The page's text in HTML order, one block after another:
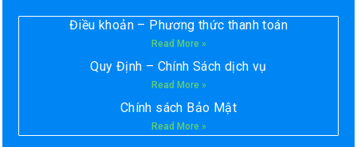
Điều khoản – Phương thức thanh toán
Read More »
Quy Định – Chính Sách dịch vụ
Read More »
Chính sách Bảo Mật
Read More »